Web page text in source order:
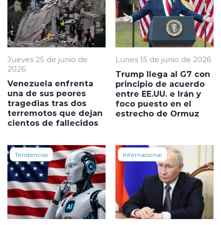
Jueves 25 de junio de
2026
Venezuela enfrenta
una de sus peores
tragedias tras dos
terremotos que dejan
cientos de fallecidos
Lunes 15 de junio de 2026
Trump llega al G7 con
principio de acuerdo
entre EE.UU. e Irán y
foco puesto en el
estrecho de Ormuz
Tendencias Internacional